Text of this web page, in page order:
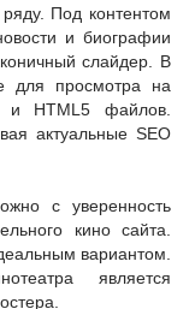
Под контентом
и биографии
слайдер. В
для просмотра на
и HTML5 файлов.
актуальные SEO
с уверенность
кино сайта.
вариантом.
является